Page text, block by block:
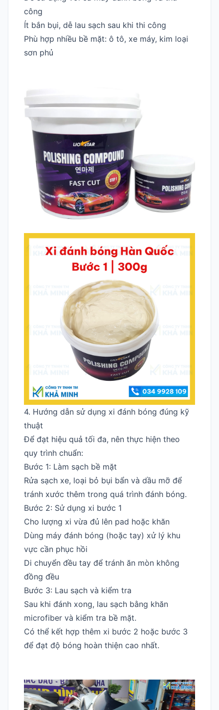
công
Ít bắn bụi, dễ lau sạch sau khi thi công
Phù hợp nhiều bề mặt: ô tô, xe máy, kim loại
sơn phủ
4. Hướng dẫn sử dụng xi đánh bóng đúng kỹ
thuật
Để đạt hiệu quả tối đa, nên thực hiện theo
quy trình chuẩn:
Bước 1: Làm sạch bề mặt
Rửa sạch xe, loại bỏ bụi bẩn và dầu mỡ để
tránh xước thêm trong quá trình đánh bóng.
Bước 2: Sử dụng xi bước 1
Cho lượng xi vừa đủ lên pad hoặc khăn
Dùng máy đánh bóng (hoặc tay) xử lý khu
vực cần phục hồi
Di chuyển đều tay để tránh ăn mòn không
đồng đều
Bước 3: Lau sạch và kiểm tra
Sau khi đánh xong, lau sạch bằng khăn
microfiber và kiểm tra bề mặt.
Có thể kết hợp thêm xi bước 2 hoặc bước 3
để đạt độ bóng hoàn thiện cao nhất.